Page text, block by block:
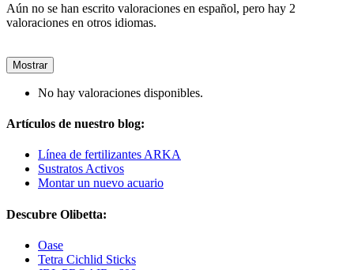
Aún no se han escrito valoraciones en español, pero hay 2
valoraciones en otros idiomas.
Mostrar
No hay valoraciones disponibles.
Artículos de nuestro blog:
Línea de fertilizantes ARKA
Sustratos Activos
Montar un nuevo acuario
Descubre Olibetta:
Oase
Tetra Cichlid Sticks